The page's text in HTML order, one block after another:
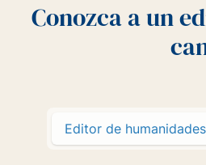
Conozca a un
Editor de